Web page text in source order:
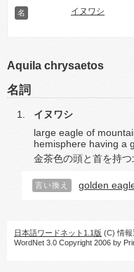
名 イヌワシ
Aquila chrysaetos
名詞
イヌワシ
large eagle of
hemisphere having a
金茶色の頭と首を持つ
言い換え golden
日本語ワードネット1.1版 (C) 情報
WordNet 3.0 Copyright 2006 by